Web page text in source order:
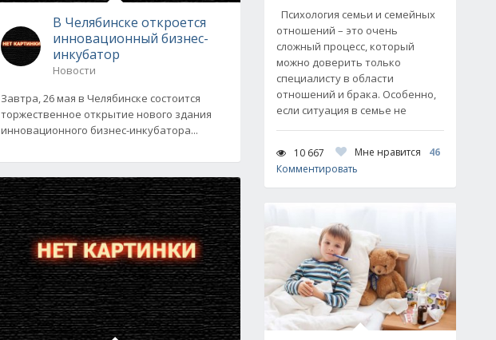
В Челябинске откроется
инновационный бизнес-
инкубатор
Новости
Завтра, 26 мая в Челябинске состоится
торжественное открытие нового здания
инновационного бизнес-инкубатора...
Психология семьи и семейных
отношений – это очень
сложный процесс, который
можно доверить только
специалисту в области
отношений и брака. Особенно,
если ситуация в семье не
10 667 Мне нравится
46
Комментировать